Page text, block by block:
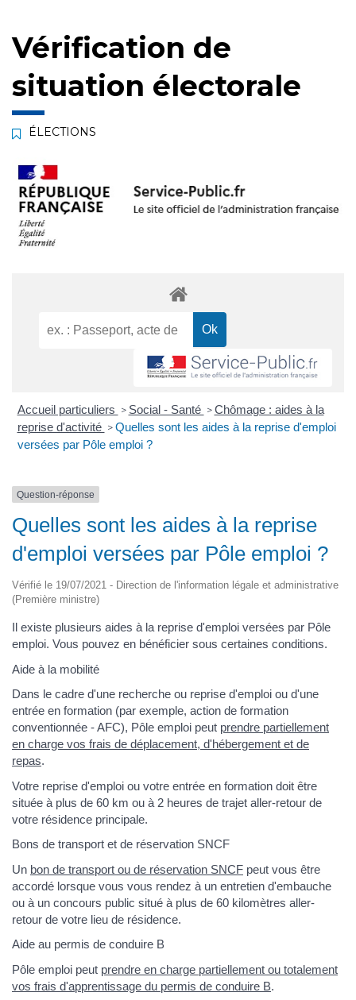
Vérification de
situation électorale
ÉLECTIONS
Accueil particuliers > Social - Santé > Chômage : aides à la
reprise d'activité > Quelles sont les aides à la reprise d'emploi
versées par Pôle emploi ?
Question-réponse
Quelles sont les aides à la reprise
d'emploi versées par Pôle emploi ?
Vérifié le 19/07/2021 - Direction de l'information légale et administrative
(Première ministre)
Il existe plusieurs aides à la reprise d'emploi versées par Pôle
emploi. Vous pouvez en bénéficier sous certaines conditions.
Aide à la mobilité
Dans le cadre d'une recherche ou reprise d'emploi ou d'une
entrée en formation (par exemple, action de formation
conventionnée - AFC), Pôle emploi peut prendre partiellement
en charge vos frais de déplacement, d'hébergement et de
repas.
Votre reprise d'emploi ou votre entrée en formation doit être
située à plus de 60 km ou à 2 heures de trajet aller-retour de
votre résidence principale.
Bons de transport et de réservation SNCF
Un bon de transport ou de réservation SNCF peut vous être
accordé lorsque vous vous rendez à un entretien d'embauche
ou à un concours public situé à plus de 60 kilomètres aller-
retour de votre lieu de résidence.
Aide au permis de conduire B
Pôle emploi peut prendre en charge partiellement ou totalement
vos frais d'apprentissage du permis de conduire B.